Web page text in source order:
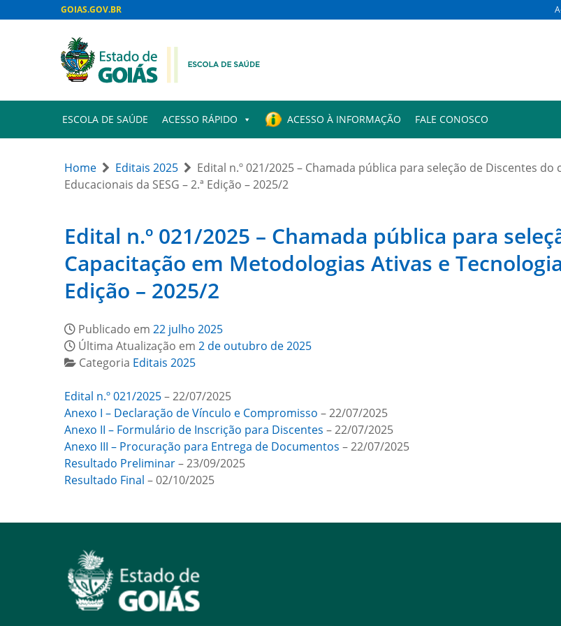
GOIAS.GOV.BR
ESCOLA DE SAÚDE ACESSO RÁPIDO ACESSO À INFORMAÇÃO FALE CONOSCO
Home Editais 2025
Edital n.º 021/2025 – Chamada pública para seleção de Discentes
Educacionais da SESG – 2.ª Edição – 2025/2
Edital n.º 021/2025 – Chamada pública para
Capacitação em Metodologias Ativas e
Edição – 2025/2
Publicado em 22 julho 2025
Última Atualização em 2 de outubro de 2025
Categoria Editais 2025
Edital n.º 021/2025– 22/07/2025
Anexo I – Declaração de Vínculo e Compromisso – 22/07/2025
Anexo II – Formulário de Inscrição para Discentes – 22/07/2025
Anexo III – Procuração para Entrega de Documentos – 22/07/2025
Resultado Preliminar– 23/09/2025
Resultado Final – 02/10/2025